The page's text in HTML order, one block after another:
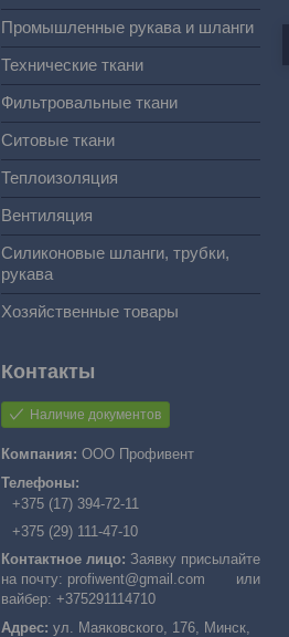
Промышленные рукава и шланги
Технические ткани
Фильтровальные ткани
Ситовые ткани
Теплоизоляция
Вентиляция
Силиконовые шланги, трубки,
рукава
Хозяйственные товары
Наличие документов
ООО Профивент
+375 (17) 394-72-11
+375 (29) 111-47-10
Заявку присылайте
на почту: profiwent@gmail.com или
вайбер: +375291114710
ул. Маяковского, 176, Минск,